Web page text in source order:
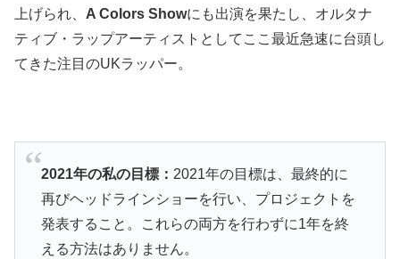
上げられ、 A Colors Showにも出演を果たし、オルタナ
ティブ・ラップアーティストとしてここ最近急速に台頭し
てきた注目のUKラッパー。
2021年の私の目標： 2021年の目標は、最終的に
再びヘッドラインショーを行い、プロジェクトを
発表すること。これらの両方を行わずに1年を終
える方法はありません。